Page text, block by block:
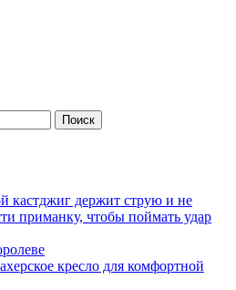
кастджиг держит струю и не
приманку, чтобы поймать удар
кресло для комфортной